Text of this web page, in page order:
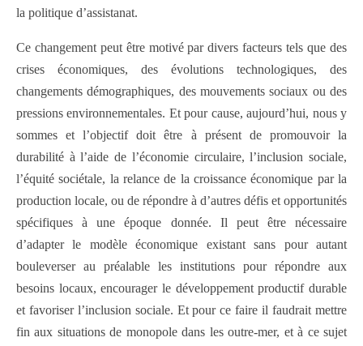
la politique d’assistanat.
Ce changement peut être motivé par divers facteurs tels que des
crises économiques, des évolutions technologiques, des
changements démographiques, des mouvements sociaux ou des
pressions environnementales. Et pour cause, aujourd’hui, nous y
sommes et l’objectif doit être à présent de promouvoir la
durabilité à l’aide de l’économie circulaire, l’inclusion sociale,
l’équité sociétale, la relance de la croissance économique par la
production locale, ou de répondre à d’autres défis et opportunités
spécifiques à une époque donnée. Il peut être nécessaire
d’adapter le modèle économique existant sans pour autant
bouleverser au préalable les institutions pour répondre aux
besoins locaux, encourager le développement productif durable
et favoriser l’inclusion sociale. Et pour ce faire il faudrait mettre
fin aux situations de monopole dans les outre-mer, et à ce sujet